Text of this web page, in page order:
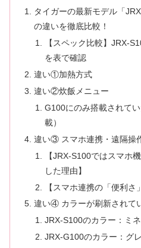
タイガーの最新モデル「
の違いを徹底比較！
【スペック比較】JRX-
を表で確認
違い①加熱方式
違い②炊飯メニュー
G100にのみ搭載されて
載）
違い③ スマホ連携・遠隔操
【JRX-S100ではスマホ
した理由】
【スマホ連携の「便利さ
違い④ カラーが刷新されて
JRX-S100のカラー：ミ
JRX-G100のカラー：グ